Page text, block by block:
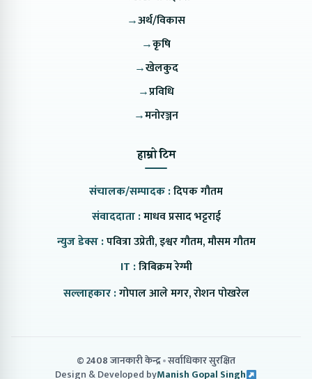
→अर्थ/विकास
→कृषि
→खेलकुद
→प्रविधि
→मनोरञ्जन
हाम्रो टिम
संचालक/सम्पादक :दिपक गौतम
संवाददाता :माधव प्रसाद भट्टराई
न्युज डेक्स :पवित्रा उप्रेती, इश्वर गौतम, मौसम गौतम
IT :त्रिबिक्रम रेग्मी
सल्लाहकार :गोपाल आले मगर, रोशन पोखरेल
© 2408 जानकारी केन्द्र सर्वाधिकार सुरक्षित
Design & Developed byManish Gopal Singh